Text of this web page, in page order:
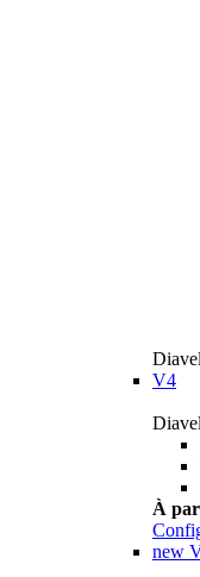
Diavel
V4
À
new